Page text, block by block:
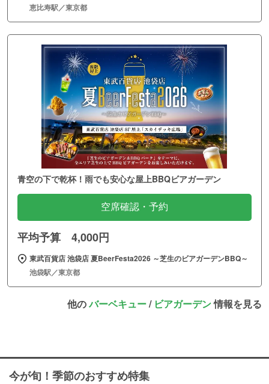
恵比寿駅／東京都
青空の下で乾杯！雨でも安心な屋上BBQビアガーデン
空席確認・予約
平均予算 4,000円
東武百貨店 池袋店 夏BeerFesta2026 ～芝生のビアガーデンBBQ～
池袋駅／東京都
他のバーベキュー/ ビアガーデン情報を見る
今が旬！季節のおすすめ特集